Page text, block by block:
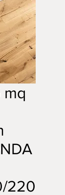
mq
220